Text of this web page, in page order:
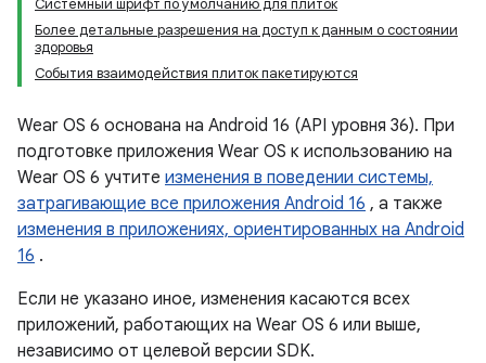
Системный шрифт по умолчанию для плиток
Более детальные разрешения на доступ к данным о состоянии
здоровья
События взаимодействия плиток пакетируются
Wear OS 6 основана на Android 16 (API уровня 36). При
подготовке приложения Wear OS к использованию на
Wear OS 6 учтите изменения в поведении системы,
затрагивающие все приложения Android 16 , а также
изменения в приложениях, ориентированных на Android
16 .
Если не указано иное, изменения касаются всех
приложений, работающих на Wear OS 6 или выше,
независимо от целевой версии SDK.